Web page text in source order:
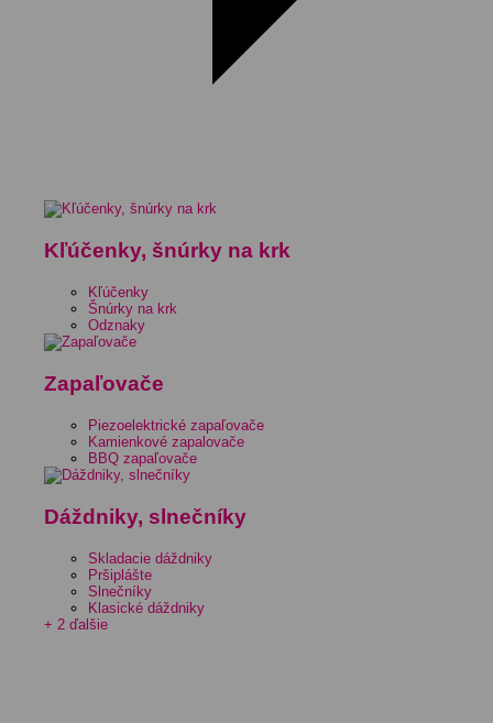
Kľúčenky, šnúrky na krk
Kľúčenky
Šnúrky na krk
Odznaky
Zapaľovače
Piezoelektrické zapaľovače
Kamienkové zapalovače
BBQ zapaľovače
Dáždniky, slnečníky
Skladacie dáždniky
Pršiplášte
Slnečníky
Klasické dáždniky
+ 2 ďalšie